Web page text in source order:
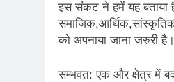
इस संकट ने हमें यह बताया
को अपनाया जाना जरुरी
सम्भवत: एक और क्षेत्र में